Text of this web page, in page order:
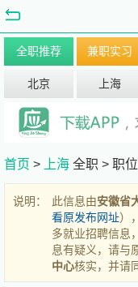
全职推荐 兼职实习
北京 上海
首页 > 上海 全职 > 职
说明： 此信息由安徽省
看原发布网址）
多就业招聘信息
息有疑义，请与
中心核实，并请